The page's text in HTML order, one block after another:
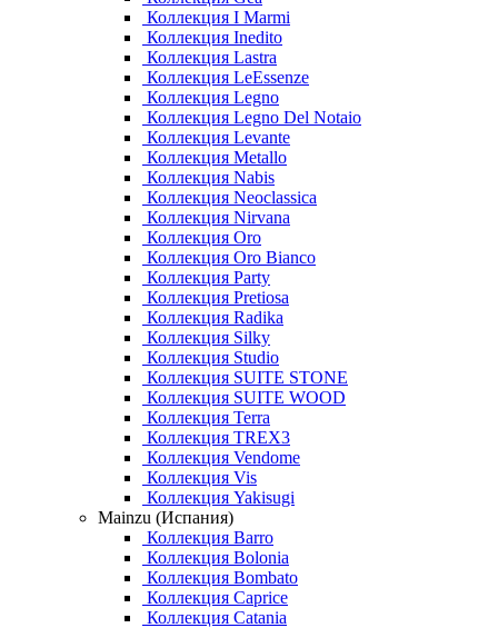
Коллекция I Marmi
Коллекция Inedito
Коллекция Lastra
Коллекция LeEssenze
Коллекция Legno
Коллекция Legno Del Notaio
Коллекция Levante
Коллекция Metallo
Коллекция Nabis
Коллекция Neoclassica
Коллекция Nirvana
Коллекция Oro
Коллекция Oro Bianco
Коллекция Party
Коллекция Pretiosa
Коллекция Radika
Коллекция Silky
Коллекция Studio
Коллекция SUITE STONE
Коллекция SUITE WOOD
Коллекция Terra
Коллекция TREX3
Коллекция Vendome
Коллекция Vis
Коллекция Yakisugi
Mainzu (Испания)
Коллекция Barro
Коллекция Bolonia
Коллекция Bombato
Коллекция Caprice
Коллекция Catania